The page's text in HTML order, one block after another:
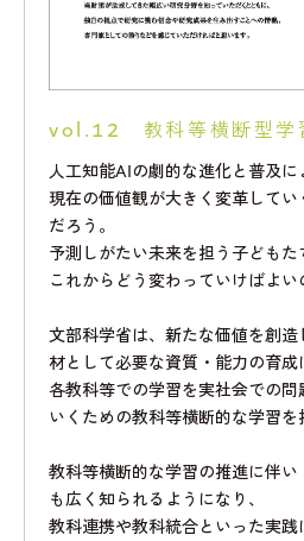
vol.12 教科等横断型学
人工知能AIの劇的な進化と普及に
現在の価値観が大きく変革して
だろう。
予測しがたい未来を担う子どもた
これからどう変わっていけばよい
文部科学省は、新たな価値を創
材として必要な資質・能力の育成
各教科等での学習を実社会での
いくための教科等横断的な学習を
教科等横断的な学習の推進に伴
も広く知られるようになり、
教科連携や教科統合といった実